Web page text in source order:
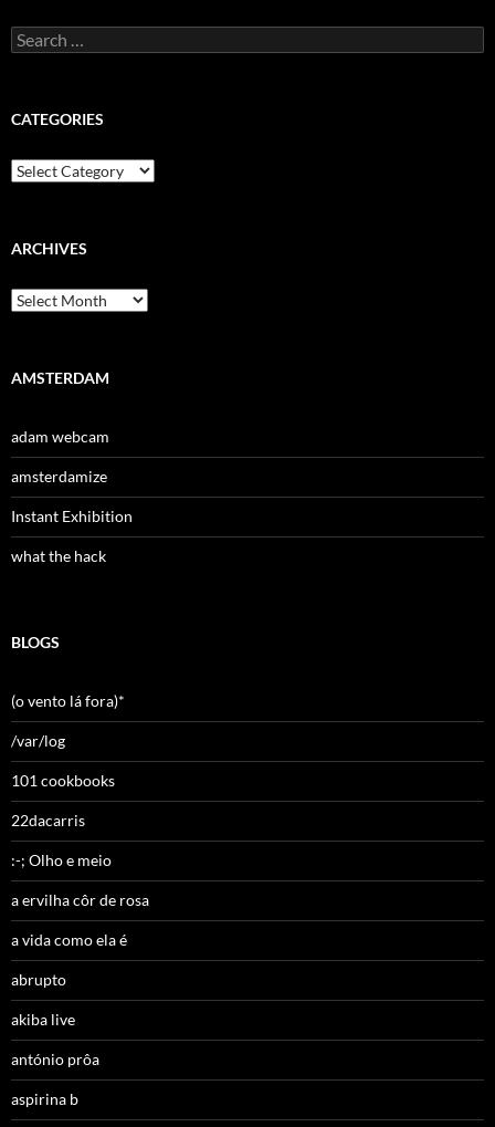
Search
for:
CATEGORIES
Categories
ARCHIVES
Archives
AMSTERDAM
adam webcam
amsterdamize
Instant Exhibition
what the hack
BLOGS
(o vento lá fora)*
/var/log
101 cookbooks
22dacarris
:-; Olho e meio
a ervilha côr de rosa
a vida como ela é
abrupto
akiba live
antónio prôa
aspirina b